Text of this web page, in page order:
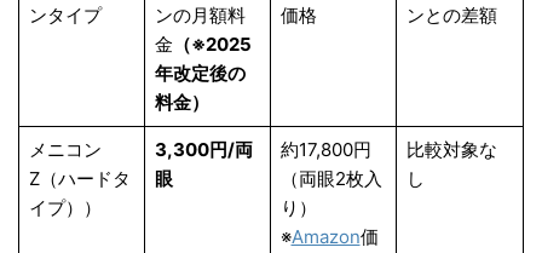
ンタイプ
ンの月額料
金 （※2025
年改定後の
料金）
価格
ンとの差額
メニコン
Z（ハードタ
イプ））
3,300円/両
眼
約17,800円
（両眼2枚入
り）
※Amazon価
比較対象な
し